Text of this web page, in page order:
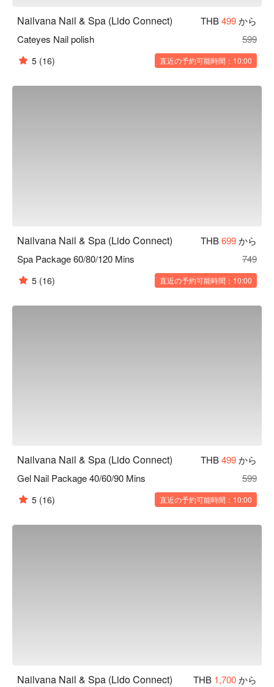
Nailvana Nail & Spa (Lido Connect) THB499から
Cateyes Nail polish
599
5 (16) 直近の予約可能時間：10:00
Nailvana Nail & Spa (Lido Connect) THB699から
Spa Package 60/80/120 Mins
749
5 (16) 直近の予約可能時間：10:00
Nailvana Nail & Spa (Lido Connect) THB499から
Gel Nail Package 40/60/90 Mins
599
5 (16) 直近の予約可能時間：10:00
Nailvana Nail & Spa (Lido Connect) THB 1,700から